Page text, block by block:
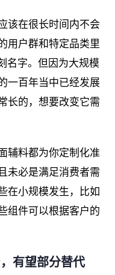
该在很长时间内不会
用户群和特定品类里
名字。但因为大规模
一百年当中已经发展
长的，想要改变它需
辅料都为你定制化准
未必是满足消费者需
在小规模发生，比如
组件可以根据客户的
有望部分替代